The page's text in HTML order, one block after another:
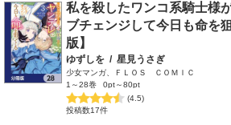
私を殺したワンコ系騎士様
ブチェンジして今日も命を
版】
ゆずしを / 星見うさぎ
少女マンガ、ＦＬＯＳ ＣＯＭＩＣ
1～28巻
0pt～80pt
(4.5)
投稿数17件